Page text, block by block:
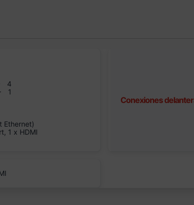
4
1
Ethernet)
1 x HDMI
Conexiones